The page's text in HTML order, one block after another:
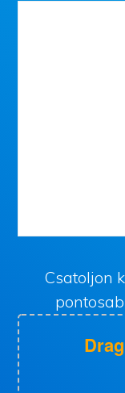
Csatoljon